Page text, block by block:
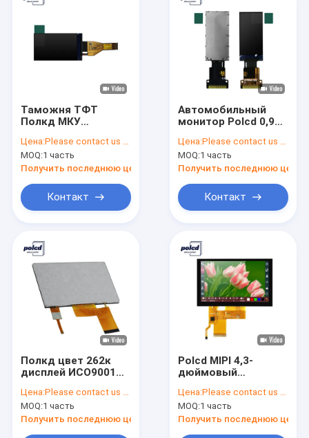
Таможня ТФТ
Полкд МКУ
касания Тфт Лкд
1,14 дюймов для
рекламы
Цена:Please contact us for latest price
MOQ:1 часть
Получить последнюю цену
Контакт
Автомобильный
монитор Polcd 0,96-
дисплей ST7735S с
высоким
разрешением Tft
Цена:Please contact us for latest price
MOQ:1 часть
Получить последнюю цену
Контакт
Полкд цвет 262к
дисплей ИСО9001
Ргб Тфт 4,3 дюйма
Тфт Лкд
Цена:Please contact us for latest price
MOQ:1 часть
Получить последнюю цену
Polcd MIPI 4,3-
дюймовый
ST7735S Custom
TFT отображает
Transmissive
Цена:Please contact us for latest price
MOQ:1 часть
Получить последнюю цену